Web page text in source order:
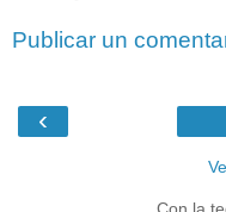
Publicar un
‹